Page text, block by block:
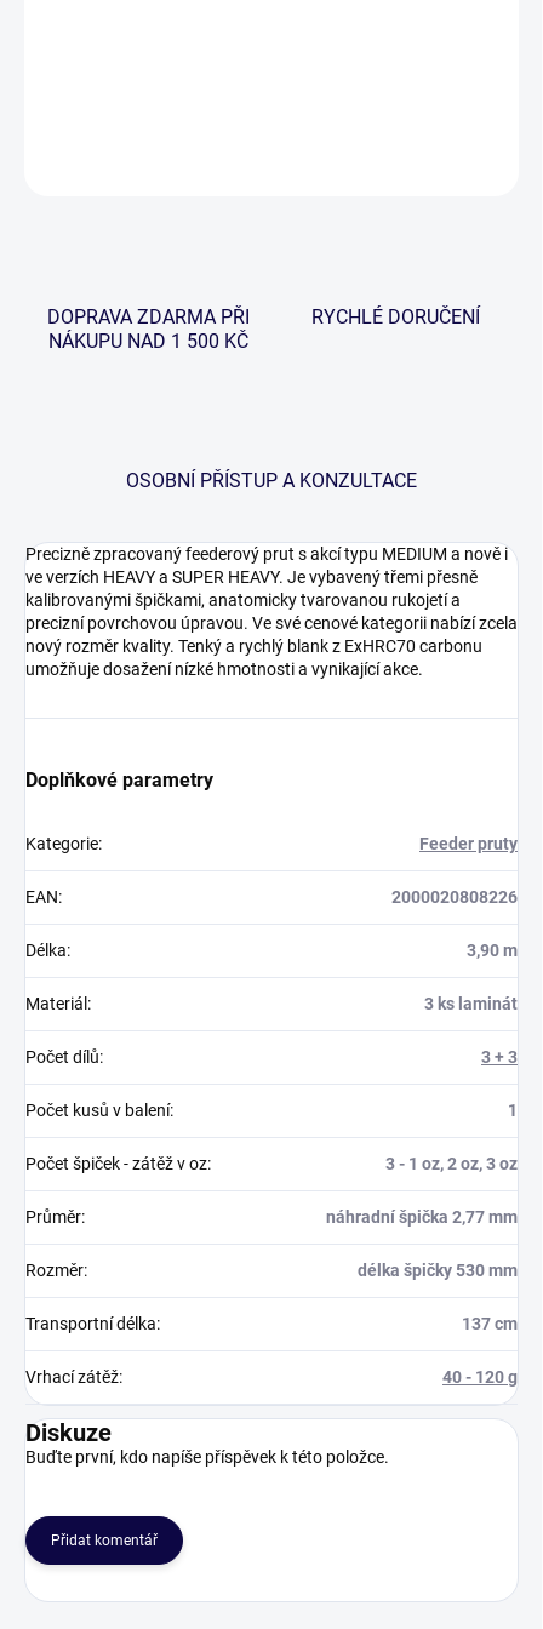
DOPRAVA ZDARMA PŘI
NÁKUPU NAD 1 500 KČ
RYCHLÉ DORUČENÍ
OSOBNÍ PŘÍSTUP A KONZULTACE
Precizně zpracovaný feederový prut s akcí typu MEDIUM a nově i
ve verzích HEAVY a SUPER HEAVY. Je vybavený třemi přesně
kalibrovanými špičkami, anatomicky tvarovanou rukojetí a
precizní povrchovou úpravou. Ve své cenové kategorii nabízí zcela
nový rozměr kvality. Tenký a rychlý blank z ExHRC70 carbonu
umožňuje dosažení nízké hmotnosti a vynikající akce.
Doplňkové parametry
Kategorie: Feeder pruty
EAN: 2000020808226
Délka: 3,90 m
Materiál : 3 ks laminát
Počet dílů: 3 + 3
Počet kusů v balení: 1
Počet špiček - zátěž v oz: 3 - 1 oz, 2 oz, 3 oz
Průměr: náhradní špička 2,77 mm
Rozměr: délka špičky 530 mm
Transportní délka: 137 cm
Vrhací zátěž: 40 - 120 g
Diskuze
Buďte první, kdo napíše příspěvek k této položce.
Přidat komentář